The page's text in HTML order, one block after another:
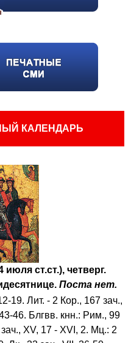
КАЛЕНДАРЬ
июля ст.ст.), четверг.
Поста нет.
19. Лит. - 2 Кор., 167 зач.,
46. Блгвв. кнн.: Рим., 99
XV, 17 - XVI, 2. Мц.: 2